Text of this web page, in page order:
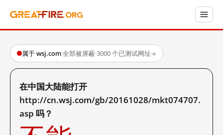
属于 wsj.com·全部被屏蔽·3000 个已测试网址→
在中国大陆能打开
http://cn.wsj.com/gb/20161028/mkt074707.
asp 吗？